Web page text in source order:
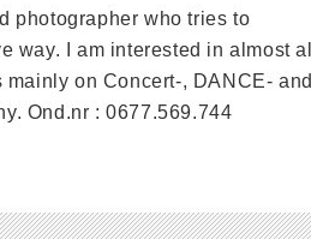
photographer who tries to
way. I am interested in almost all
on Concert-, DANCE- and
Ond.nr : 0677.569.744